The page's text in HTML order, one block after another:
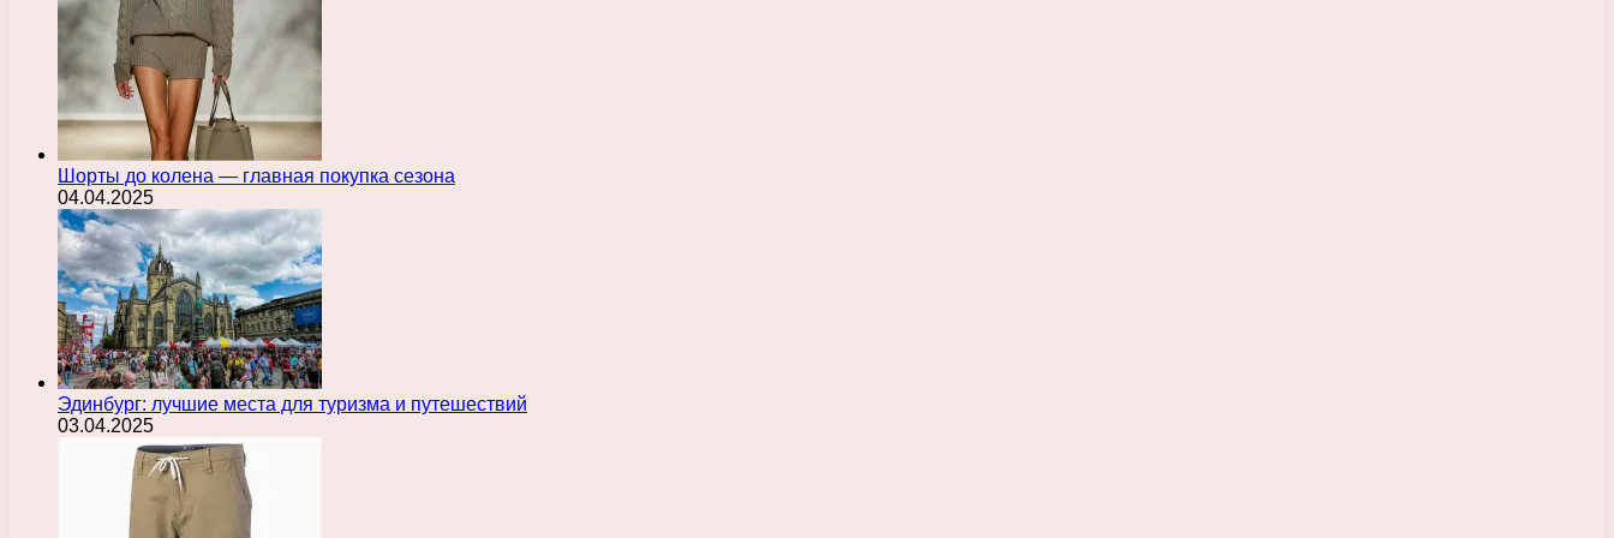
Шорты до колена — главная покупка сезона
04.04.2025
Эдинбург: лучшие места для туризма и путешествий
03.04.2025